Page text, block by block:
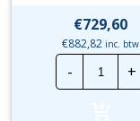
€729,60
€882,82 inc. btw
-
|
+